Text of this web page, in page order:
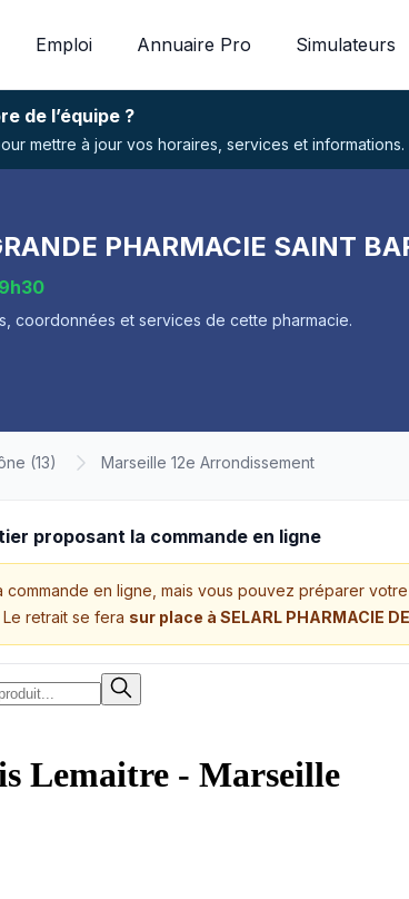
Emploi Annuaire Pro Simulateurs
de l’équipe ?
mettre à jour vos horaires, services et informations.
PHARMACIE SAINT
coordonnées et services de cette pharmacie.
(13) Marseille 12e Arrondissement
proposant la commande en ligne
en ligne, mais vous pouvez préparer
Le retrait se fera sur place à SELARL PHARMACIE